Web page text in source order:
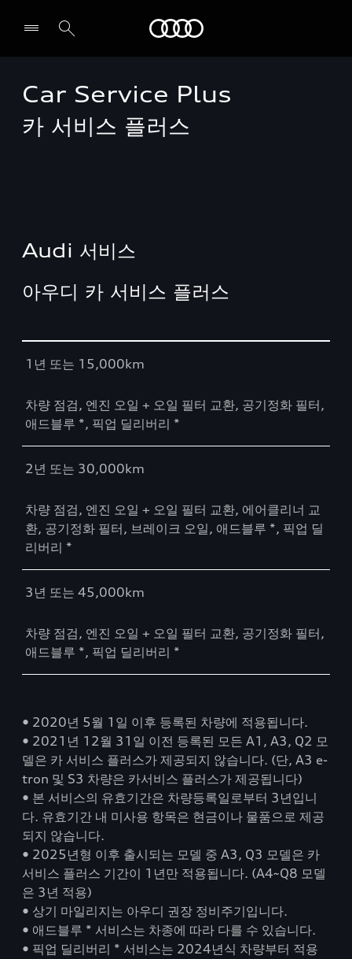
전시장/AS센터 찾기
Car Service Plus
카 서비스 플러스
Audi 서비스
아우디 카 서비스 플러스
1년 또는 15,000km
차량 점검, 엔진 오일 + 오일 필터 교환, 공기정화 필터,
애드블루 *, 픽업 딜리버리 *
2년 또는 30,000km
차량 점검, 엔진 오일 + 오일 필터 교환, 에어클리너 교
환, 공기정화 필터, 브레이크 오일, 애드블루 *, 픽업 딜
리버리 *
3년 또는 45,000km
차량 점검, 엔진 오일 + 오일 필터 교환, 공기정화 필터,
애드블루 *, 픽업 딜리버리 *
• 2020년 5월 1일 이후 등록된 차량에 적용됩니다.
• 2021년 12월 31일 이전 등록된 모든 A1, A3, Q2 모
델은 카 서비스 플러스가 제공되지 않습니다. (단, A3 e-
tron 및 S3 차량은 카서비스 플러스가 제공됩니다)
• 본 서비스의 유효기간은 차량등록일로부터 3년입니
다. 유효기간 내 미사용 항목은 현금이나 물품으로 제공
되지 않습니다.
• 2025 년형 이후 출시되는 모델 중 A3, Q3 모델은 카
서비스 플러스 기간이 1 년만 적용됩니다. (A4~Q8 모델
은 3 년 적용)
• 상기 마일리지는 아우디 권장 정비주기입니다.
• 애드블루 * 서비스는 차종에 따라 다를 수 있습니다.
• 픽업 딜리버리 * 서비스는 2024년식 차량부터 적용